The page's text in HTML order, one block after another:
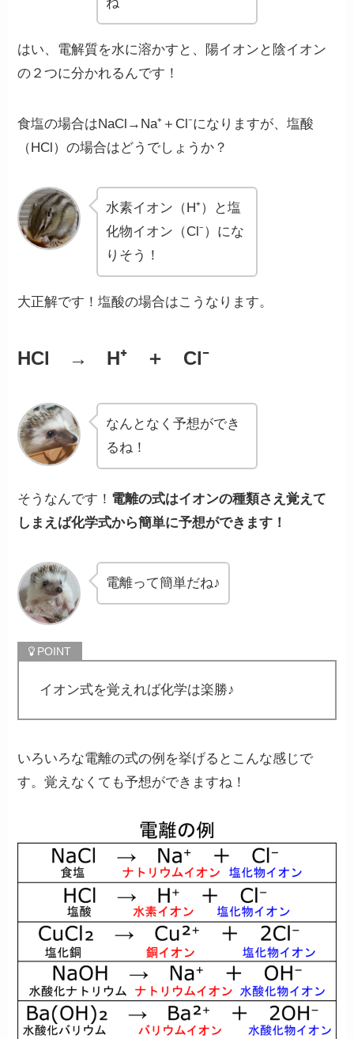
はい、電解質を水に溶かすと、陽イオンと陰イオン
の２つに分かれるんです！
食塩の場合はNaCl→Na⁺＋Cl⁻になりますが、塩酸
（HCl）の場合はどうでしょうか？
水素イオン（H⁺）と塩
化物イオン（Cl⁻）にな
りそう！
大正解です！塩酸の場合はこうなります。
HCl → H⁺ ＋ Cl⁻
なんとなく予想ができ
るね！
そうなんです！ 電離の式はイオンの種類さえ覚えて
しまえば化学式から簡単に予想ができます！
電離って簡単だね♪
イオン式を覚えれば化学は楽勝♪
いろいろな電離の式の例を挙げるとこんな感じで
す。覚えなくても予想ができますね！